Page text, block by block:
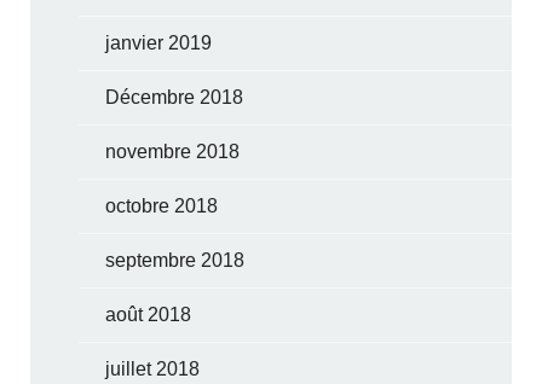
janvier 2019
Décembre 2018
novembre 2018
octobre 2018
septembre 2018
août 2018
juillet 2018